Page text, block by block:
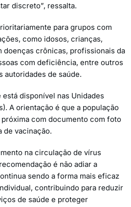
discreto”, ressalta.
para grupos com
como idosos, crianças,
doenças crônicas, profissionais da
com deficiência, entre outros
autoridades de saúde.
disponível nas Unidades
A orientação é que a população
com documento com foto
de vacinação.
na circulação de vírus
é não adiar a
sendo a forma mais eficaz
contribuindo para reduzir
de saúde e proteger